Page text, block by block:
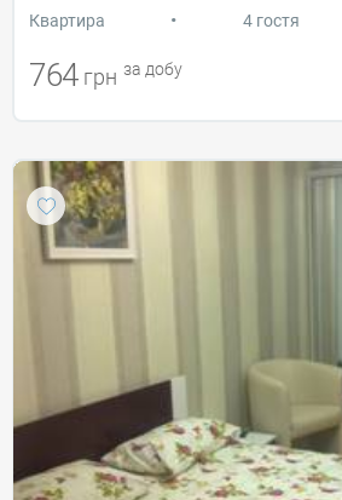
Квартира • 4 гостя
764 грн за добу